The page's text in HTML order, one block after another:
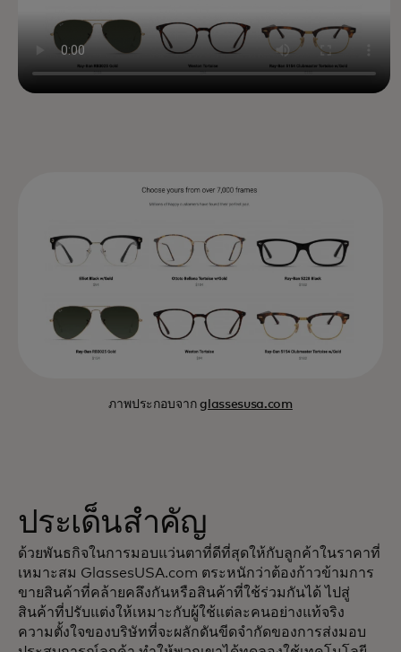
ภาพประกอบจากglassesusa.com
ประเด็นสำคัญ
ด้วยพันธกิจในการมอบแว่นตาที่ดีที่สุดให้กับลูกค้าในราคาที่
เหมาะสม GlassesUSA.com ตระหนักว่าต้องก้าวข้ามการ
ขายสินค้าที่คล้ายคลึงกันหรือสินค้าที่ใช้ร่วมกันได้ ไปสู่
สินค้าที่ปรับแต่งให้เหมาะกับผู้ใช้แต่ละคนอย่างแท้จริง
ความตั้งใจของบริษัทที่จะผลักดันขีดจำกัดของการส่งมอบ